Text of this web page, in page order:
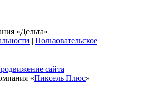
«Дельта»
| Пользовательское
сайта —
«Пиксель Плюс»